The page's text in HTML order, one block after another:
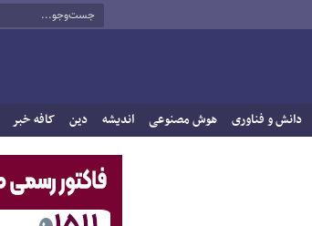
دانش و فناوری هوش مصنوعی اندیشه دین کافه خبر